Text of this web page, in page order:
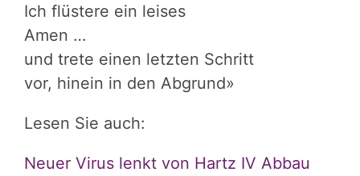
Ich flüstere ein leises
Amen …
und trete einen letzten Schritt
vor, hinein in den Abgrund»
Lesen Sie auch:
Neuer Virus lenkt von Hartz IV Abbau